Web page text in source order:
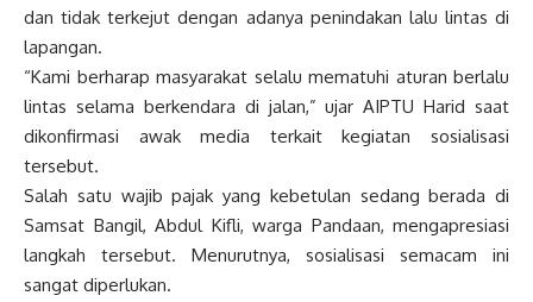
dan tidak terkejut dengan adanya penindakan lalu lintas di
lapangan.
“Kami berharap masyarakat selalu mematuhi aturan berlalu
lintas selama berkendara di jalan,” ujar AIPTU Harid saat
dikonfirmasi awak media terkait kegiatan sosialisasi
tersebut.
Salah satu wajib pajak yang kebetulan sedang berada di
Samsat Bangil, Abdul Kifli, warga Pandaan, mengapresiasi
langkah tersebut. Menurutnya, sosialisasi semacam ini
sangat diperlukan.